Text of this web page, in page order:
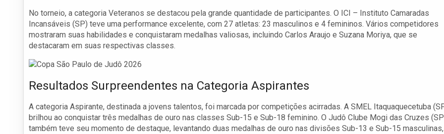
No torneio, a categoria Veteranos se destacou pela grande quantidade de participantes. O ICI – Instituto Camaradas
Incansáveis (SP) teve uma performance excelente, com 27 atletas: 23 masculinos e 4 femininos. Vários competidores
mostraram suas habilidades e conquistaram medalhas valiosas, incluindo Carlos Araujo e Suzana Moriya, que se
destacaram em suas respectivas classes.
Resultados Surpreendentes na Categoria Aspirantes
A categoria Aspirante, destinada a jovens talentos, foi marcada por competições acirradas. A SMEL Itaquaquecetuba
brilhou ao conquistar três medalhas de ouro nas classes Sub-15 e Sub-18 feminino. O Judô Clube Mogi das Cruzes
também teve seu momento de destaque, levantando duas medalhas de ouro nas divisões Sub-13 e Sub-15 masculinas,